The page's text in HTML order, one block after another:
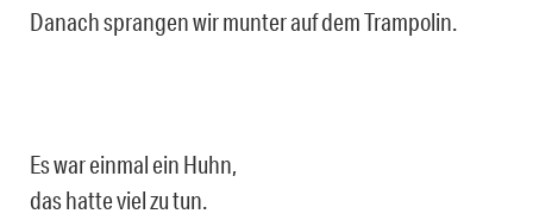
Danach sprangen wir munter auf dem Trampolin.
Es war einmal ein Huhn,
das hatte viel zu tun.